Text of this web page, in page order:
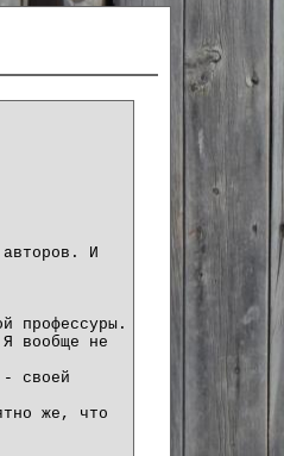
И
профессуры.
вообще не
- своей
же, что